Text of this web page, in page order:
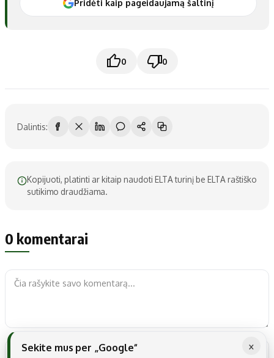
Pridėti kaip pageidaujamą šaltinį
0 0
Dalintis:
Kopijuoti, platinti ar kitaip naudoti ELTA turinį be ELTA raštiško
sutikimo draudžiama.
0 komentarai
×
Sekite mus per „Google“